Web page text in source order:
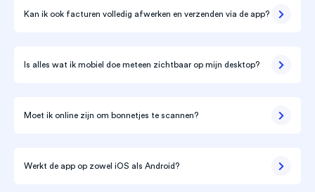
Kan ik ook facturen volledig afwerken en verzenden via de app?
Is alles wat ik mobiel doe meteen zichtbaar op mijn desktop?
Moet ik online zijn om bonnetjes te scannen?
Werkt de app op zowel iOS als Android?